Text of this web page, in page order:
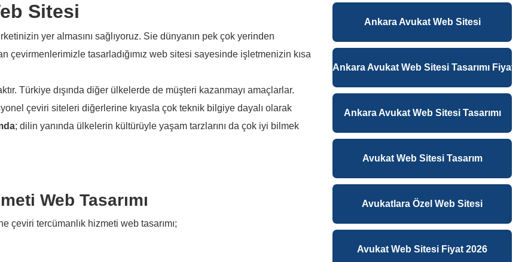
Sitesi
yer almasını sağlıyoruz. Sie dünyanın pek çok yerinden
çevirmenlerimizle tasarladığımız web sitesi sayesinde işletmenizin kısa
Türkiye dışında diğer ülkelerde de müşteri kazanmayı amaçlarlar.
çeviri siteleri diğerlerine kıyasla çok teknik bilgiye dayalı olarak
; dilin yanında ülkelerin kültürüyle yaşam tarzlarını da çok iyi bilmek
Web Tasarımı
tercümanlık hizmeti web tasarımı;
Ankara Avukat Web Sitesi
Ankara Avukat Web Sitesi Tasarımı
Ankara Avukat Web Sitesi Tasarımı
Avukat Web Sitesi Tasarım
Avukatlara Özel Web Sitesi
Avukat Web Sitesi Fiyat 2026